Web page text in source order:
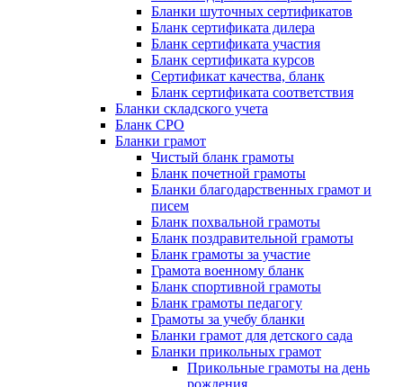
Бланки шуточных сертификатов
Бланк сертификата дилера
Бланк сертификата участия
Бланк сертификата курсов
Сертификат качества, бланк
Бланк сертификата соответствия
Бланки складского учета
Бланк СРО
Бланки грамот
Чистый бланк грамоты
Бланк почетной грамоты
Бланки благодарственных грамот и
писем
Бланк похвальной грамоты
Бланк поздравительной грамоты
Бланк грамоты за участие
Грамота военному бланк
Бланк спортивной грамоты
Бланк грамоты педагогу
Грамоты за учебу бланки
Бланки грамот для детского сада
Бланки прикольных грамот
Прикольные грамоты на день
рождения